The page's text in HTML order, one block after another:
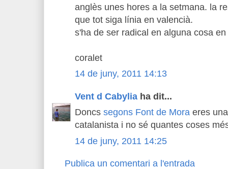
anglès unes hores a la setmana. la
que tot siga línia en valencià.
s'ha de ser radical en alguna cosa
coralet
14 de juny, 2011 14:13
Vent d Cabylia ha dit...
Doncs segons Font de Mora eres
catalanista i no sé quantes coses
14 de juny, 2011 14:25
Publica un comentari a l'entrada